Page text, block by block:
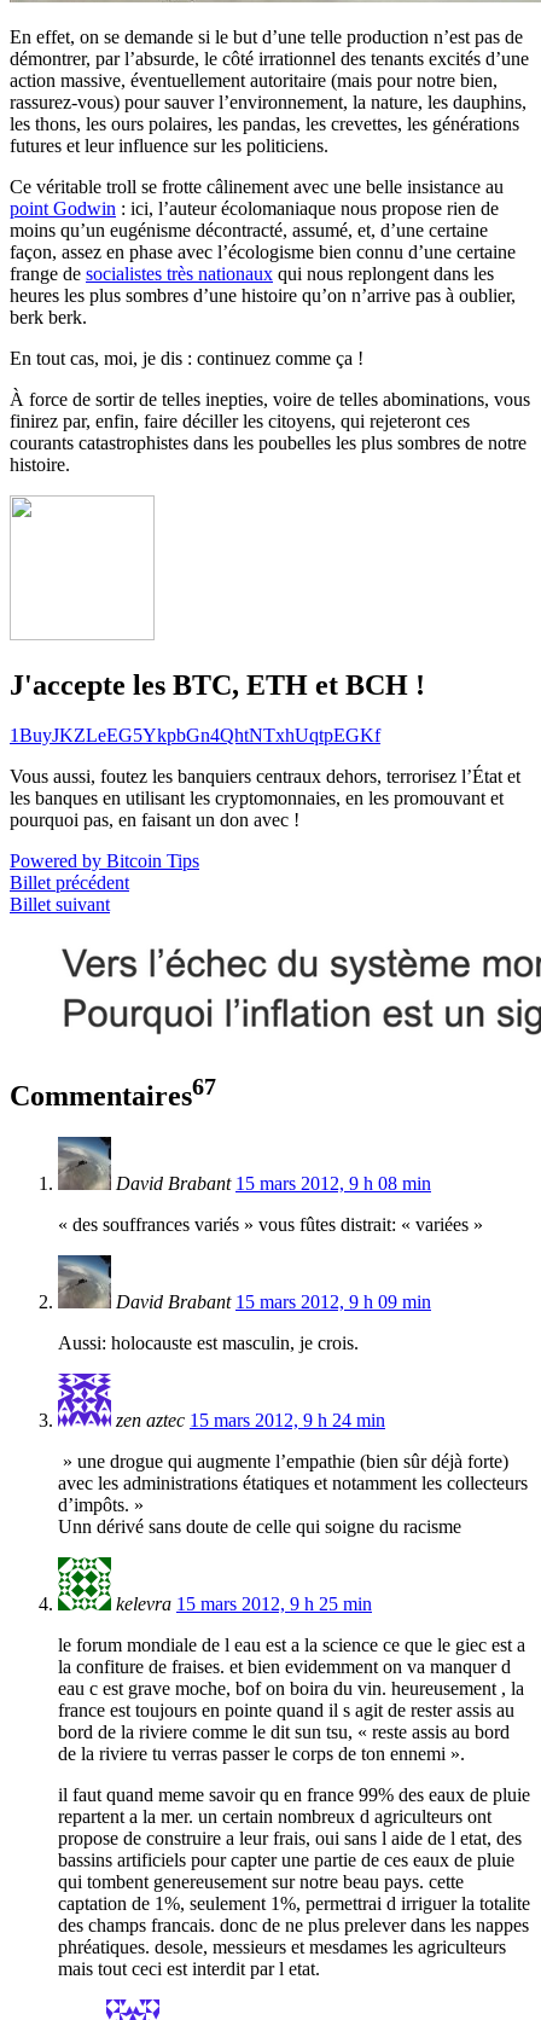
En effet, on se demande si le but d’une telle production n’est pas de
démontrer, par l’absurde, le côté irrationnel des tenants excités d’une
action massive, éventuellement autoritaire (mais pour notre bien,
rassurez-vous) pour sauver l’environnement, la nature, les dauphins,
les thons, les ours polaires, les pandas, les crevettes, les générations
futures et leur influence sur les politiciens.
Ce véritable troll se frotte câlinement avec une belle insistance au
point Godwin : ici, l’auteur écolomaniaque nous propose rien de
moins qu’un eugénisme décontracté, assumé, et, d’une certaine
façon, assez en phase avec l’écologisme bien connu d’une certaine
frange de socialistes très nationaux qui nous replongent dans les
heures les plus sombres d’une histoire qu’on n’arrive pas à oublier,
berk berk.
En tout cas, moi, je dis : continuez comme ça !
À force de sortir de telles inepties, voire de telles abominations, vous
finirez par, enfin, faire déciller les citoyens, qui rejeteront ces
courants catastrophistes dans les poubelles les plus sombres de notre
histoire.
J'accepte les BTC, ETH et BCH !
1BuyJKZLeEG5YkpbGn4QhtNTxhUqtpEGKf
Vous aussi, foutez les banquiers centraux dehors, terrorisez l’État et
les banques en utilisant les cryptomonnaies, en les promouvant et
pourquoi pas, en faisant un don avec !
Powered by Bitcoin Tips
Billet précédent
Billet suivant
Commentaires67
David Brabant 15 mars 2012, 9 h 08 min
« des souffrances variés » vous fûtes distrait: « variées »
David Brabant 15 mars 2012, 9 h 09 min
Aussi: holocauste est masculin, je crois.
zen aztec 15 mars 2012, 9 h 24 min
» une drogue qui augmente l’empathie (bien sûr déjà forte)
avec les administrations étatiques et notamment les collecteurs
d’impôts. »
Unn dérivé sans doute de celle qui soigne du racisme
kelevra 15 mars 2012, 9 h 25 min
le forum mondiale de l eau est a la science ce que le giec est a
la confiture de fraises. et bien evidemment on va manquer d
eau c est grave moche, bof on boira du vin. heureusement , la
france est toujours en pointe quand il s agit de rester assis au
bord de la riviere comme le dit sun tsu, « reste assis au bord
de la riviere tu verras passer le corps de ton ennemi ».
il faut quand meme savoir qu en france 99% des eaux de pluie
repartent a la mer. un certain nombreux d agriculteurs ont
propose de construire a leur frais, oui sans l aide de l etat, des
bassins artificiels pour capter une partie de ces eaux de pluie
qui tombent genereusement sur notre beau pays. cette
captation de 1%, seulement 1%, permettrai d irriguer la totalite
des champs francais. donc de ne plus prelever dans les nappes
phréatiques. desole, messieurs et mesdames les agriculteurs
mais tout ceci est interdit par l etat.